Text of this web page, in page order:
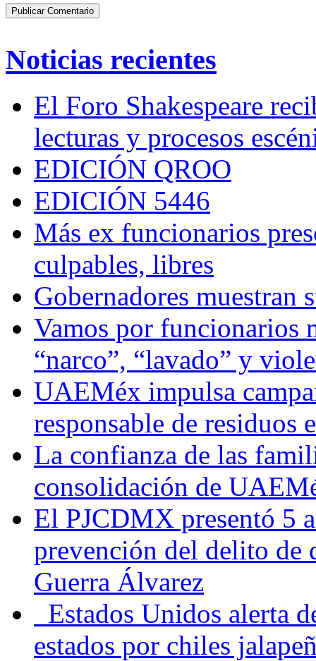
Noticias recientes
El Foro Shakespeare
lecturas y procesos
EDICIÓN QROO
EDICIÓN 5446
Más ex funcionarios
culpables, libres
Gobernadores muestran
Vamos por funcionarios
“narco”, “lavado” y
UAEMéx impulsa
responsable de residuos
La confianza de las
consolidación de
El PJCDMX presentó 5
prevención del delito de
Guerra Álvarez
Estados Unidos alerta
estados por chiles